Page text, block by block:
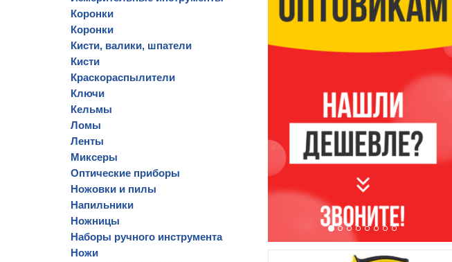
Коронки
Коронки
Кисти, валики, шпатели
Кисти
Краскораспылители
Ключи
Кельмы
Ломы
Ленты
Миксеры
Оптические приборы
Ножовки и пилы
Напильники
Ножницы
Наборы ручного инструмента
Ножи